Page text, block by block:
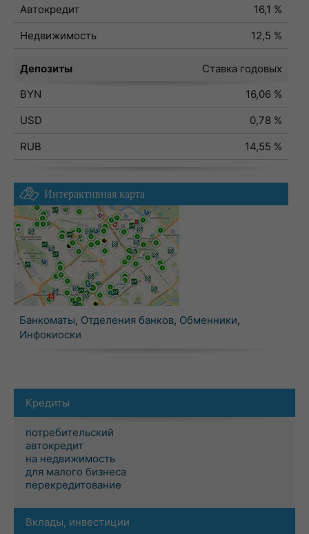
Автокредит
16,1 %
Недвижимость
12,5 %
Депозиты
Ставка годовых
BYN
16,06 %
USD
0,78 %
RUB
14,55 %
Интерактивная карта
Банкоматы, Отделения банков, Обменники,
Инфокиоски
Кредиты
потребительский
автокредит
на недвижимость
для малого бизнеса
перекредитование
Вклады, инвестиции